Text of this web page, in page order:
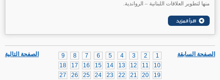
منها لتطوير العلاقات اللبنانية – الرواندية.
الصفحة التالية 1
2
3
4
5
6
7
8
9
10
11
12
13
14
15
16
17
18
19
20
21
22
23
24
25
26
27
الصفحة السابقة